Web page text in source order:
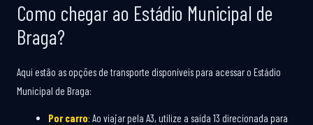
Como chegar ao Estádio Municipal de
Braga?
Aqui estão as opções de transporte disponíveis para acessar o Estádio
Municipal de Braga:
Por carro: Ao viajar pela A3, utilize a saída 13 direcionada para